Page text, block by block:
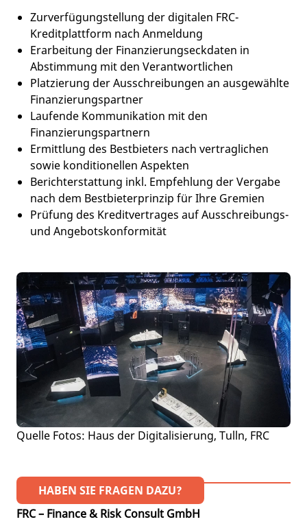
Zurverfügungstellung der digitalen FRC-
Kreditplattform nach Anmeldung
Erarbeitung der Finanzierungseckdaten in
Abstimmung mit den Verantwortlichen
Platzierung der Ausschreibungen an ausgewählte
Finanzierungspartner
Laufende Kommunikation mit den
Finanzierungspartnern
Ermittlung des Bestbieters nach vertraglichen
sowie konditionellen Aspekten
Berichterstattung inkl. Empfehlung der Vergabe
nach dem Bestbieterprinzip für Ihre Gremien
Prüfung des Kreditvertrages auf Ausschreibungs-
und Angebotskonformität
Quelle Fotos: Haus der Digitalisierung, Tulln, FRC
HABEN SIE FRAGEN DAZU?
FRC – Finance & Risk Consult GmbH